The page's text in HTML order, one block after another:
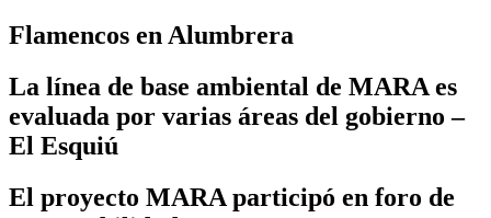
Flamencos en Alumbrera
La línea de base ambiental de MARA es
evaluada por varias áreas del gobierno –
El Esquiú
El proyecto MARA participó en foro de